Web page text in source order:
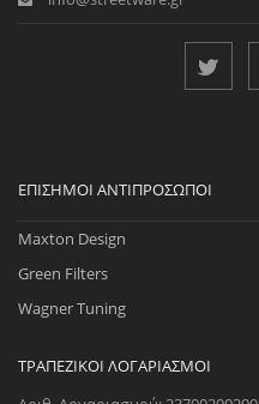
ΕΠΊΣΗΜΟΙ ΑΝΤΙΠΡΌΣΩΠΟΙ
Maxton Design
Green Filters
Wagner Tuning
ΤΡΑΠΕΖΙΚΟΊ ΛΟΓΑΡΙΑΣΜΟΊ